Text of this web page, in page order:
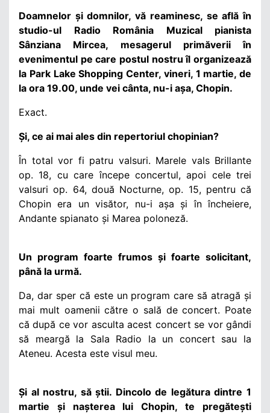
Doamnelor și domnilor, vă reaminesc, se află în
studio-ul Radio România Muzical pianista
Sânziana Mircea, mesagerul primăverii în
evenimentul pe care postul nostru îl organizează
la Park Lake Shopping Center, vineri, 1 martie, de
la ora 19.00, unde vei cânta, nu-i așa, Chopin.
Exact.
Și, ce ai mai ales din repertoriul chopinian?
În total vor fi patru valsuri. Marele vals Brillante
op. 18, cu care începe concertul, apoi cele trei
valsuri op. 64, două Nocturne, op. 15, pentru că
Chopinera un visător, nu-i așa și în încheiere,
Andante spianato și Marea poloneză.
Un program foarte frumos și foarte solicitant,
până la urmă.
Da, dar sper că este un program care să atragă și
mai mult oamenii către o sală de concert. Poate
că după ce vor asculta acest concert se vor gândi
să meargă la Sala Radio la un concert sau la
Ateneu. Acesta este visul meu.
Și al nostru, să știi. Dincolo de legătura dintre 1
martie și nașterea lui Chopin, te pregătești